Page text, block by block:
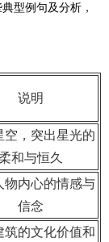
型例句及分析，
说明
空，突出星光的
和与恒久
物内心的情感与
信念
筑的文化价值和